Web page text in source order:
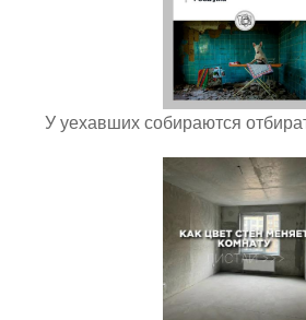
У уехавших собираются